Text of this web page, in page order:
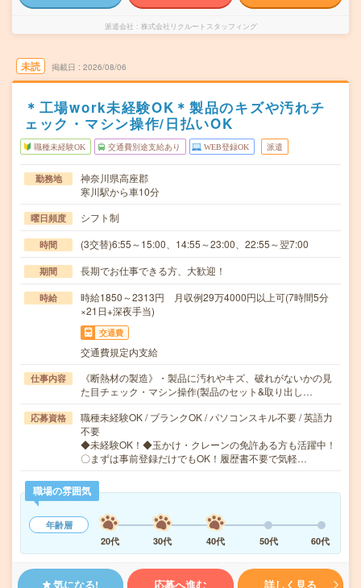
派遣会社 株式会社リクルートスタッフィング
未読 掲載日 2026/08/06
＊工場work未経験OK＊製品のキズや汚れチ
ェック・マシン操作/日払いOK
職種未経験OK 交通費別途支給あり WEB登録OK 派遣
勤務地
神奈川県高座郡
寒川駅から車10分
曜日頻度 シフト制
時間 (3交替)6:55～15:00、14:55～23:00、22:55～翌7:00
期間 長期でお仕事できる方、大歓迎！
時給
時給1850～2313円 月収例29万4000円以上可(7時間5分
×21日+深夜手当)
交通費
交通費規定内支給
仕事内容
《断熱材の製造》・製品に汚れやキズ、破れがないかの見
た目チェック・マシン操作(製品のセット&取り出し…
応募資格
職種未経験OK / ブランクOK / パソコンスキル不要 / 英語力
不要
◆未経験OK！◆玉かけ・クレーンの免許ある方も活躍中！
〇まずは事前登録だけでもOK！履歴書不要で気軽…
職場の雰囲気
年齢層
20代
30代 40代 50代 60代
気になる! 応募へ進む 詳しく見る